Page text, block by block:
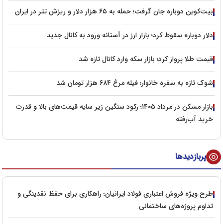
بیت‌کوین دوباره جان گرفت؛ حمله به ۶۵ هزار دلار و ریزش تتر در ایران
دلار دوباره سقوط کرد؛ بازار ارز در آستانه ورود به کانال جدید
قیمت طلا پرواز کرد؛ بازار سکه وارد کانال تازه شد
شوک تازه به سفره خانوار؛ فیله مرغ ۶۸۴ هزار تومان شد
بازار مسکن در مرداد ۱۴۰۵؛ رکود سنگین زیر سایه قیمت‌های بالا و قدرت
خرید آب‌رفته
پربازدیدها
طرح ویژه فروش اعتباری فولاد ایرانیان؛ راهکاری برای حفظ نقدینگی و
تداوم پروژه‌های ساختمانی